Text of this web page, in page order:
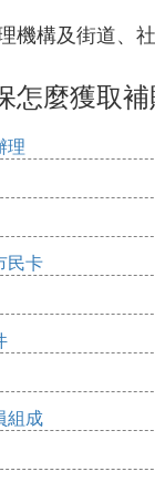
機構及街道、
怎麼獲取
理
民卡
組成